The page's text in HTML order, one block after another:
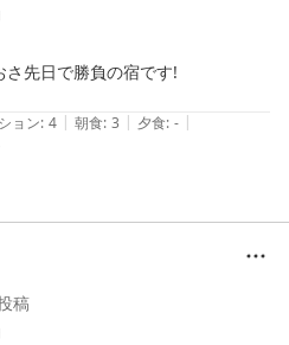
先日で勝負の宿です!
ョン: 4 | 朝食: 3 | 夕食: - |
稿